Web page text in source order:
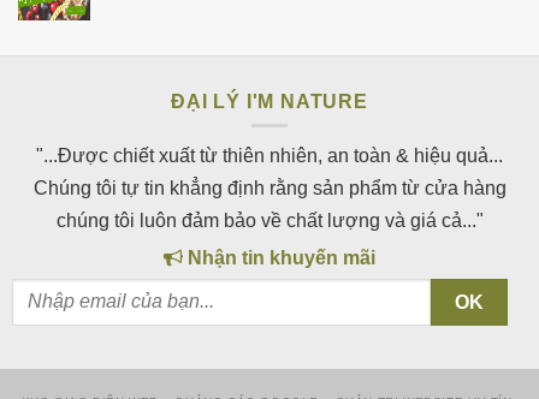
ĐẠI LÝ I'M NATURE
"...Được chiết xuất từ thiên nhiên, an toàn & hiệu quả...
Chúng tôi tự tin khẳng định rằng sản phẩm từ cửa hàng
chúng tôi luôn đảm bảo về chất lượng và giá cả..."
Nhận tin khuyến mãi